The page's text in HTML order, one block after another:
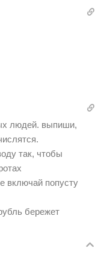
людей. выпиши,
так, чтобы
включай попусту
бережет